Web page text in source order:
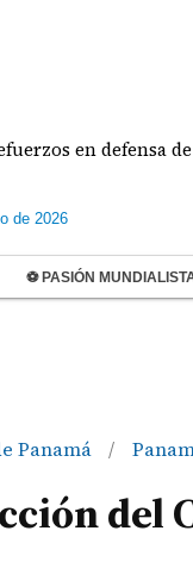
en defensa de las
de 2026
⚽ PASIÓN
Panamá /
del